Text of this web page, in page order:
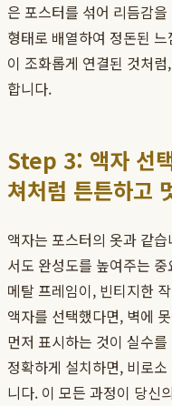
은 포스터를 섞어 리듬감
형태로 배열하여 정돈된
이 조화롭게 연결된 것처
합니다.
Step 3: 액자 선
쳐처럼 튼튼하고
액자는 포스터의 옷과 같
서도 완성도를 높여주는
메탈 프레임이, 빈티지한
액자를 선택했다면, 벽에
먼저 표시하는 것이 실수
정확하게 설치하면, 비로
니다. 이 모든 과정이 당신의